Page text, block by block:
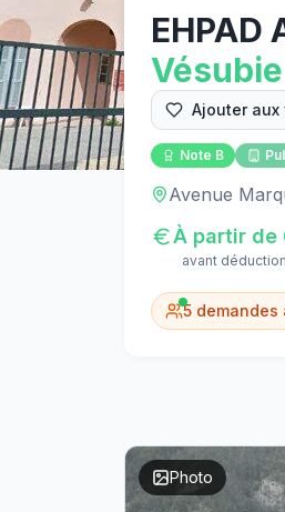
EHPAD
Vésubie
Ajouter aux
Note B
Avenue
À partir de
avant
5 demandes
Photo